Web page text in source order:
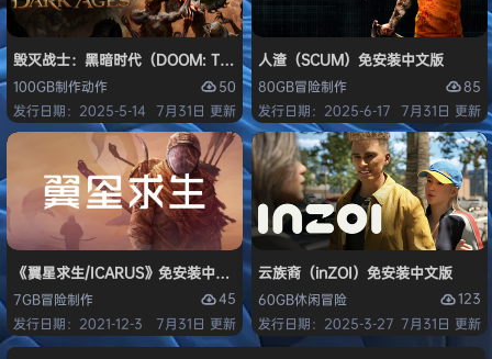
毁灭战士：黑暗时代（DOOM: The Dark Ages）免安装中文版
100GB制作动作
50
发行日期：2025-5-14
7月31日 更新
人渣（SCUM）免安装中文版
80GB冒险制作
85
发行日期：2025-6-17
7月31日 更新
《翼星求生/ICARUS》免安装中文版
7GB冒险制作
45
发行日期：2021-12-3
7月31日 更新
云族裔（inZOI）免安装中文版
60GB休闲冒险
123
发行日期：2025-3-27 7月31日 更新